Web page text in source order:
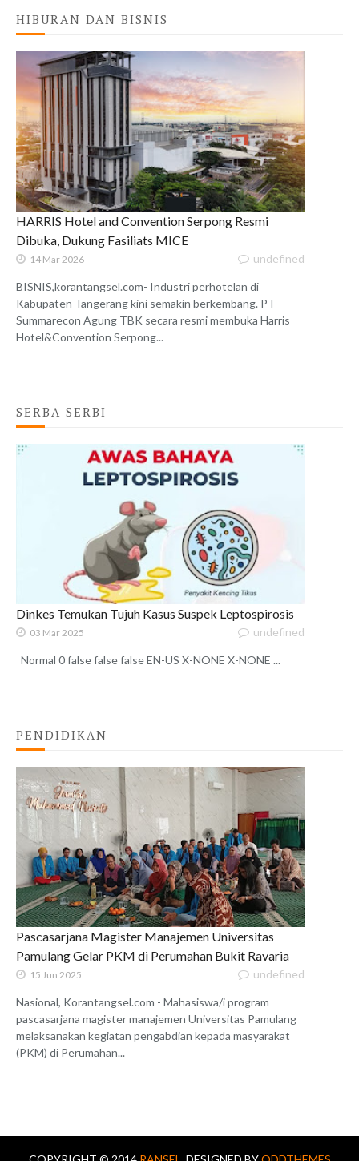
HIBURAN DAN BISNIS
HARRIS Hotel and Convention Serpong Resmi
Dibuka, Dukung Fasiliats MICE
14 Mar 2026 undefined
BISNIS,korantangsel.com- Industri perhotelan di
Kabupaten Tangerang kini semakin berkembang. PT
Summarecon Agung TBK secara resmi membuka Harris
Hotel&Convention Serpong...
SERBA SERBI
Dinkes Temukan Tujuh Kasus Suspek Leptospirosis
03 Mar 2025 undefined
Normal 0 false false false EN-US X-NONE X-NONE ...
PENDIDIKAN
Pascasarjana Magister Manajemen Universitas
Pamulang Gelar PKM di Perumahan Bukit Ravaria
15 Jun 2025 undefined
Nasional, Korantangsel.com - Mahasiswa/i program
pascasarjana magister manajemen Universitas Pamulang
melaksanakan kegiatan pengabdian kepada masyarakat
(PKM) di Perumahan...